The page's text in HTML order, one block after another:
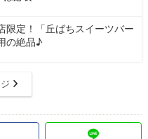
限定！「丘ばちスイーツバー
の絶品♪